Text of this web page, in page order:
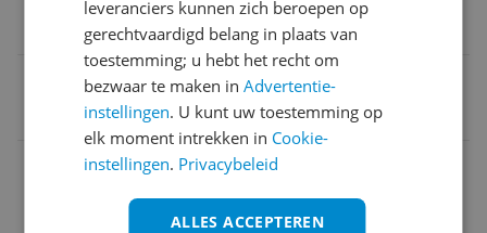
4016572010091
Afmetingen
Algemeen
leveranciers kunnen zich beroepen op
gerechtvaardigd belang in plaats van
toestemming; u hebt het recht om
bezwaar te maken inAdvertentie-
instellingen. U kunt uw toestemming op
elk moment intrekken in Cookie-
instellingen. Privacybeleid
ALLES ACCEPTEREN